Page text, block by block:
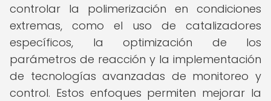
controlar la polimerización en condiciones
extremas, como el uso de catalizadores
específicos, la optimización de los
parámetros de reacción y la implementación
de tecnologías avanzadas de monitoreo y
control. Estos enfoques permiten mejorar la